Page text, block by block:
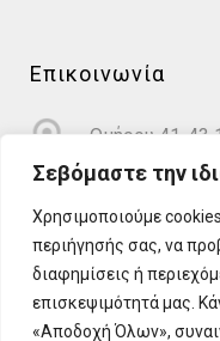
Σεβόμαστε την
Χρησιμοποιούμε
περιήγησής σας, να
διαφημίσεις ή
επισκεψιμότητά μας.
«Αποδοχή Όλων»,
Επικοινωνία
Ομήρου 41-43
2110122581